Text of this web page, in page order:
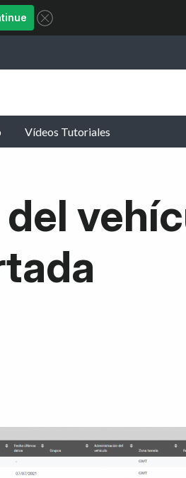
Vídeos Tutoriales